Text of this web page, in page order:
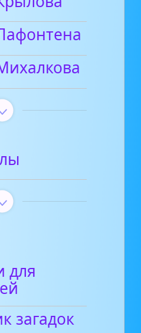
для
загадок